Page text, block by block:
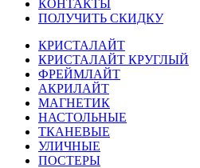
КОНТАКТЫ
ПОЛУЧИТЬ СКИДКУ
КРИСТАЛАЙТ
КРИСТАЛАЙТ КРУГЛЫЙ
ФРЕЙМЛАЙТ
АКРИЛАЙТ
МАГНЕТИК
НАСТОЛЬНЫЕ
ТКАНЕВЫЕ
УЛИЧНЫЕ
ПОСТЕРЫ